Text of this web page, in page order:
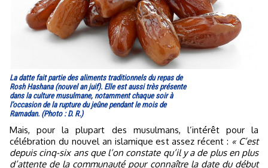
La datte fait partie des aliments traditionnels du repas de
Rosh Hashana (nouvel an juif). Elle est aussi très présente
dans la culture musulmane, notamment chaque soir à
l’occasion de la rupture du jeûne pendant le mois de
Ramadan. (Photo : D. R.)
Mais, pour la plupart des musulmans, l’intérêt pour la
célébration du nouvel an islamique est assez récent : « C’est
depuis cinq-six ans que l’on constate qu’il y a de plus en plus
d’attente de la communauté pour connaître la date du début